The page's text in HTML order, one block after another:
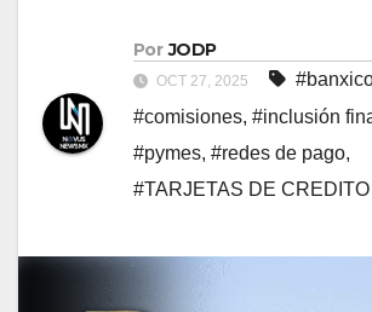
Por JODP
OCT 27, 2025
#comisiones, #inclusión
#pymes, #redes de pago,
#TARJETAS DE CREDITO